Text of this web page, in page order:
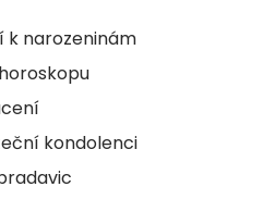
k narozeninám
kondolenci